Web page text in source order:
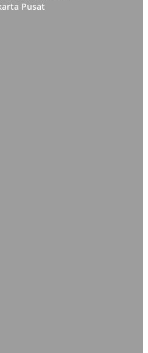
Pusat